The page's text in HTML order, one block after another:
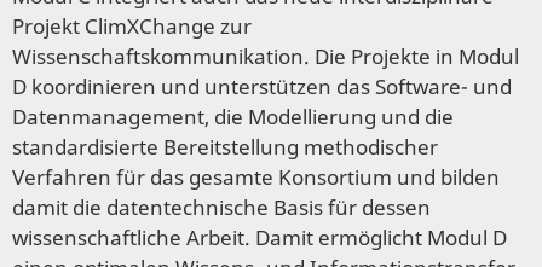
Projekt ClimXChange zur
Wissenschaftskommunikation. Die Projekte in Modul
D koordinieren und unterstützen das Software- und
Datenmanagement, die Modellierung und die
standardisierte Bereitstellung methodischer
Verfahren für das gesamte Konsortium und bilden
damit die datentechnische Basis für dessen
wissenschaftliche Arbeit. Damit ermöglicht Modul D